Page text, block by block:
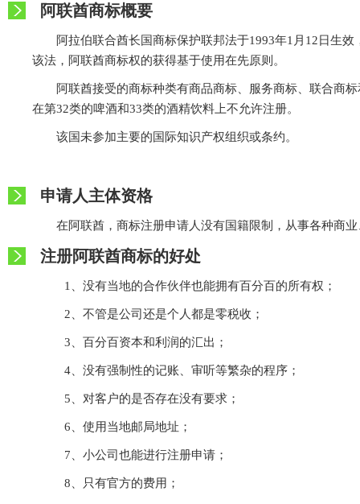
阿联酋商标概要
阿拉伯联合酋长国商标保护联邦法于1993年1月12日生
该法，阿联酋商标权的获得基于使用在先原则。
阿联酋接受的商标种类有商品商标、服务商标、联合商
在第32类的啤酒和33类的酒精饮料上不允许注册。
该国未参加主要的国际知识产权组织或条约。
申请人主体资格
在阿联酋，商标注册申请人没有国籍限制，从事各种商
注册阿联酋商标的好处
1、没有当地的合作伙伴也能拥有百分百的所有权；
2、不管是公司还是个人都是零税收；
3、百分百资本和利润的汇出；
4、没有强制性的记账、审听等繁杂的程序；
5、对客户的是否存在没有要求；
6、使用当地邮局地址；
7、小公司也能进行注册申请；
8、只有官方的费用；